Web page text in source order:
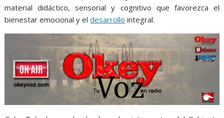
material didáctico, sensorial y cognitivo que favorezca el
bienestar emocional y eldesarrollo integral.